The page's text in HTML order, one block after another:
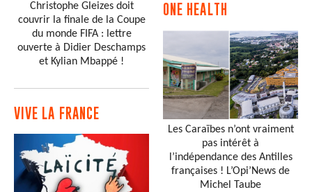
Christophe Gleizes doit
couvrir la finale de la Coupe
du monde FIFA : lettre
ouverte à Didier Deschamps
et Kylian Mbappé !
VIVE LA FRANCE
ONE HEALTH
Les Caraïbes n’ont vraiment
pas intérêt à
l’indépendance des Antilles
françaises ! L’Opi’News de
Michel Taube